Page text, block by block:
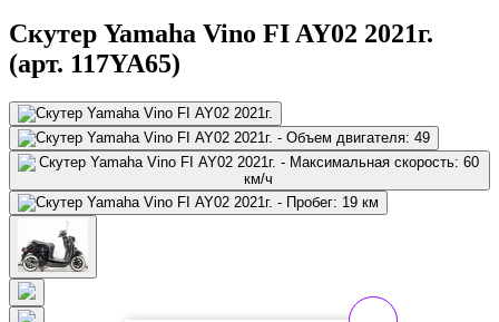
Скутер Yamaha Vino FI AY02 2021г.
(арт. 117YA65)